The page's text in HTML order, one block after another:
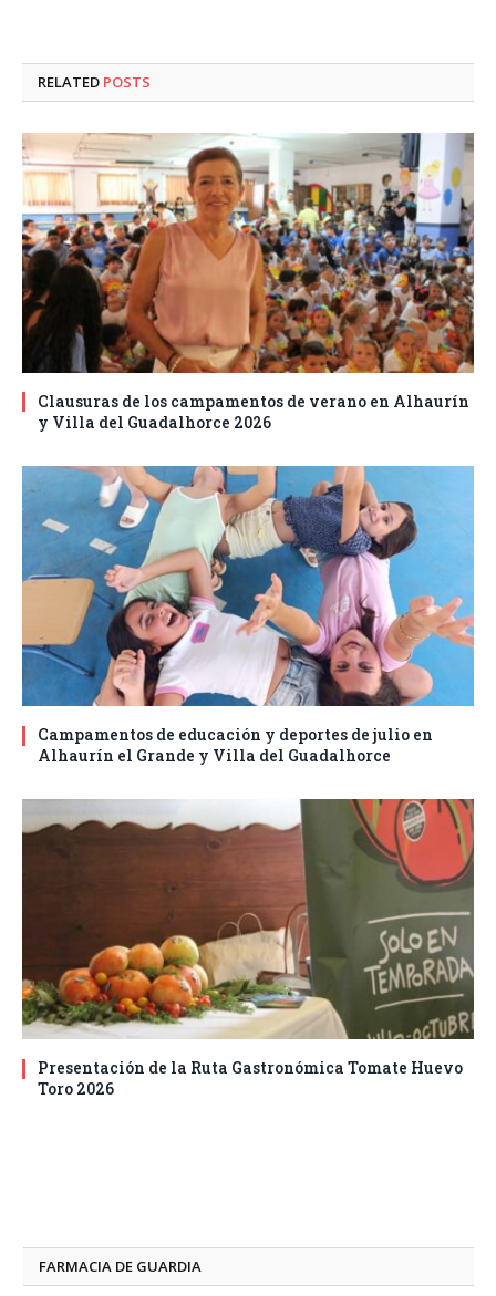
RELATED POSTS
Clausuras de los campamentos de verano en Alhaurín
y Villa del Guadalhorce 2026
Campamentos de educación y deportes de julio en
Alhaurín el Grande y Villa del Guadalhorce
Presentación de la Ruta Gastronómica Tomate Huevo
Toro 2026
FARMACIA DE GUARDIA